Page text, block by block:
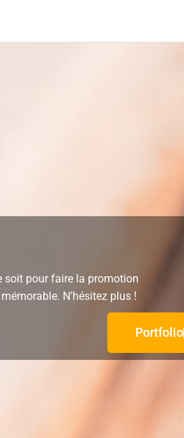
soit pour faire la promotion
N’hésitez plus !
Portfolio